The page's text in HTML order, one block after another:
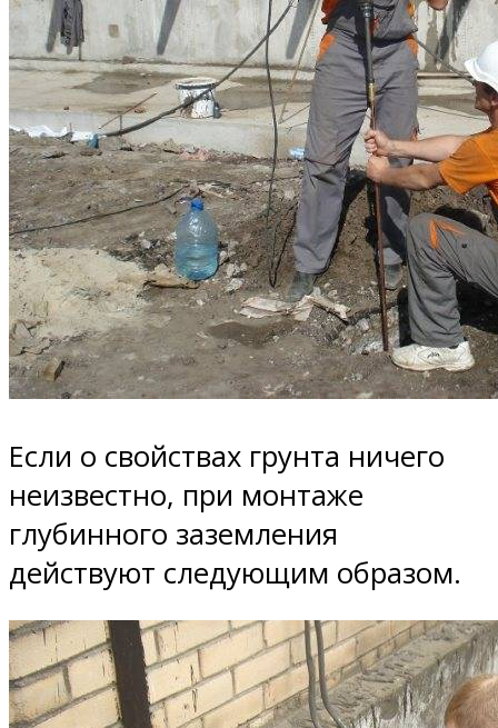
Если о свойствах грунта ничего
неизвестно, при монтаже
глубинного заземления
действуют следующим образом.